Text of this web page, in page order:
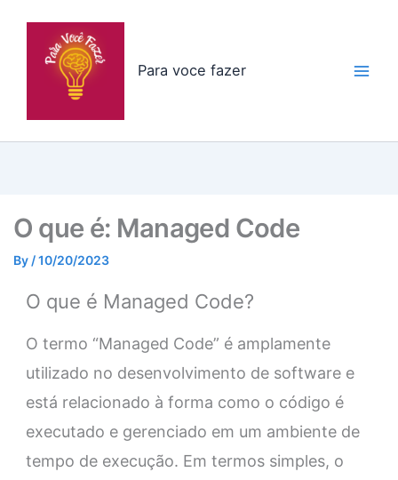
Para voce fazer
O que é: Managed Code
By /10/20/2023
O que é Managed Code?
O termo “Managed Code” é amplamente
utilizado no desenvolvimento de software e
está relacionado à forma como o código é
executado e gerenciado em um ambiente de
tempo de execução. Em termos simples, o